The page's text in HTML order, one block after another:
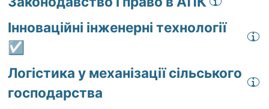
Інноваційні інженерні технології
☑️
Логістика у механізації сільського
господарства